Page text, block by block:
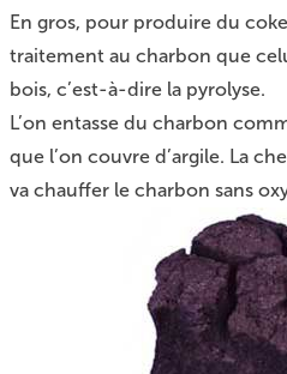
En gros, pour produire du
traitement au charbon que
bois, c’est-à-dire la pyrolyse.
L’on entasse du charbon
que l’on couvre d’argile. La
va chauffer le charbon sans